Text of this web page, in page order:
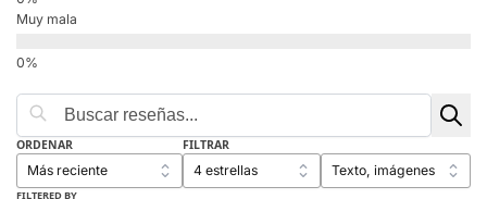
Muy mala
ORDENAR FILTRAR
FILTERED BY